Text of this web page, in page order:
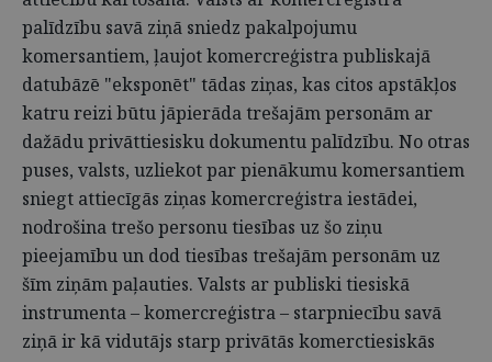
palīdzību savā ziņā sniedz pakalpojumu
komersantiem, ļaujot komercreģistra publiskajā
datubāzē "eksponēt" tādas ziņas, kas citos apstākļos
katru reizi būtu jāpierāda trešajām personām ar
dažādu privāttiesisku dokumentu palīdzību. No otras
puses, valsts, uzliekot par pienākumu komersantiem
sniegt attiecīgās ziņas komercreģistra iestādei,
nodrošina trešo personu tiesības uz šo ziņu
pieejamību un dod tiesības trešajām personām uz
šīm ziņām paļauties. Valsts ar publiski tiesiskā
instrumenta – komercreģistra – starpniecību savā
ziņā ir kā vidutājs starp privātās komerctiesiskās